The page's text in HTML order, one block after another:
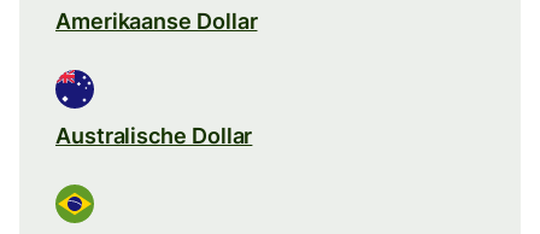
Amerikaanse Dollar
Australische Dollar